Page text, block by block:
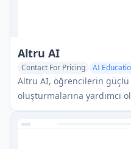
Altru AI
Contact For Pricing
AI
AI Roadmap Generator
AI
Altru AI, öğrencilerin
oluşturmalarına yardımcı
araçlarını, otomasyon
birleştiren AI destekli bir